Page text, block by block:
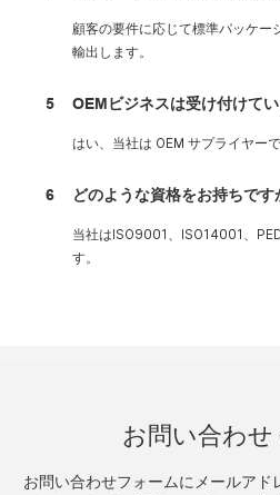
顧客の要件に応じて標準パッケー
輸出します。
5 OEMビジネスは受け付けて
はい、当社は OEM サプライヤーで
6 どのような資格をお持ちです
当社はISO9001、ISO14001、
す。
お問い合わ
お問い合わせフォームにメールアド